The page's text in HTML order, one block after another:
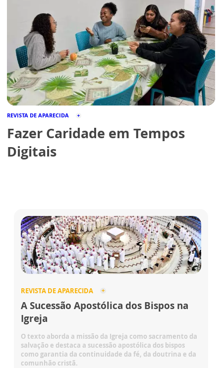
REVISTA DE APARECIDA
Fazer Caridade em Tempos
Digitais
REVISTA DE APARECIDA
A Sucessão Apostólica dos Bispos na
Igreja
O texto aborda a missão da Igreja como sacramento da
salvação e destaca a sucessão apostólica dos bispos
como garantia da continuidade da fé, da doutrina e da
comunhão cristã.